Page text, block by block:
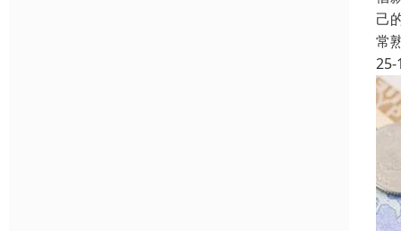
己
常
25-